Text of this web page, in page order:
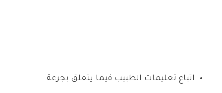
اتباع تعليمات الطبيب فيما يتعلق بجرعة